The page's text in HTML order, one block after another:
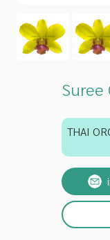
Suree
THAI